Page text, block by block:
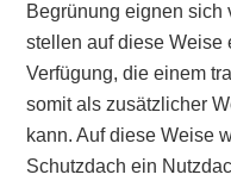
Begrünung eignen sich
stellen auf diese Weise
Verfügung, die einem
somit als zusätzlicher
kann. Auf diese Weise
Schutzdach ein